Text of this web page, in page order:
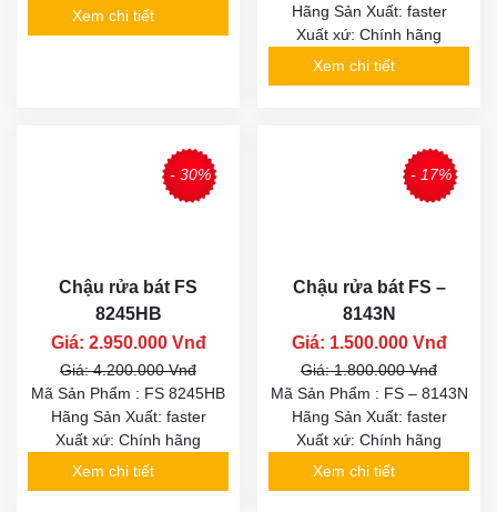
Xem chi tiết
Hãng Sản Xuất: faster
Xuất xứ: Chính hãng
Xem chi tiết
- 30%
Chậu rửa bát FS
8245HB
Giá: 2.950.000 Vnđ
Giá: 4.200.000 Vnđ
Mã Sản Phẩm : FS 8245HB
Hãng Sản Xuất: faster
Xuất xứ: Chính hãng
Xem chi tiết
- 17%
Chậu rửa bát FS –
8143N
Giá: 1.500.000 Vnđ
Giá: 1.800.000 Vnđ
Mã Sản Phẩm : FS – 8143N
Hãng Sản Xuất: faster
Xuất xứ: Chính hãng
Xem chi tiết